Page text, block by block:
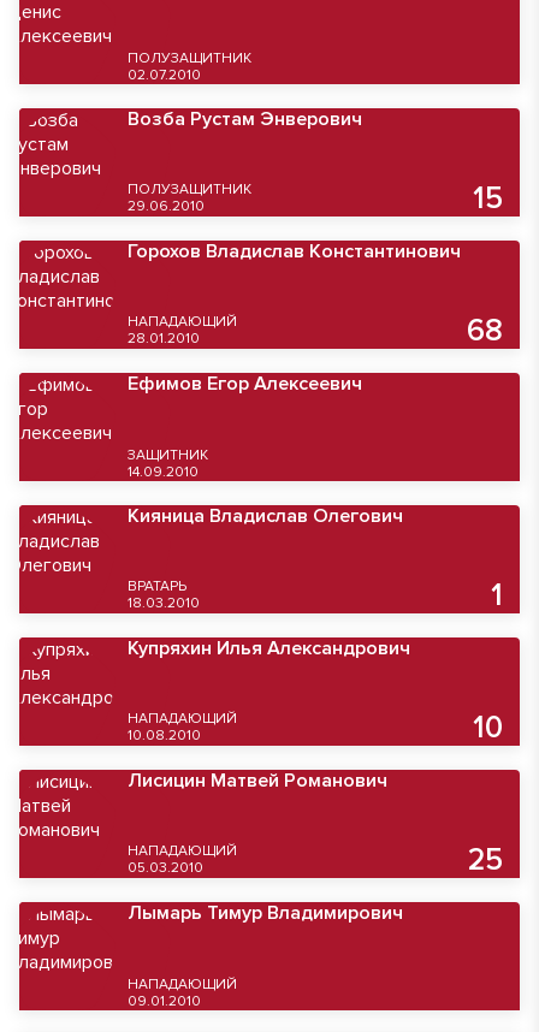
ПОЛУЗАЩИТНИК
02.07.2010
Возба Рустам Энверович
ПОЛУЗАЩИТНИК
29.06.2010
15
Горохов Владислав Константинович
НАПАДАЮЩИЙ
28.01.2010
68
Ефимов Егор Алексеевич
ЗАЩИТНИК
14.09.2010
Кияница Владислав Олегович
ВРАТАРЬ
18.03.2010
1
Купряхин Илья Александрович
НАПАДАЮЩИЙ
10.08.2010
10
Лисицин Матвей Романович
НАПАДАЮЩИЙ
05.03.2010
25
Лымарь Тимур Владимирович
НАПАДАЮЩИЙ
09.01.2010